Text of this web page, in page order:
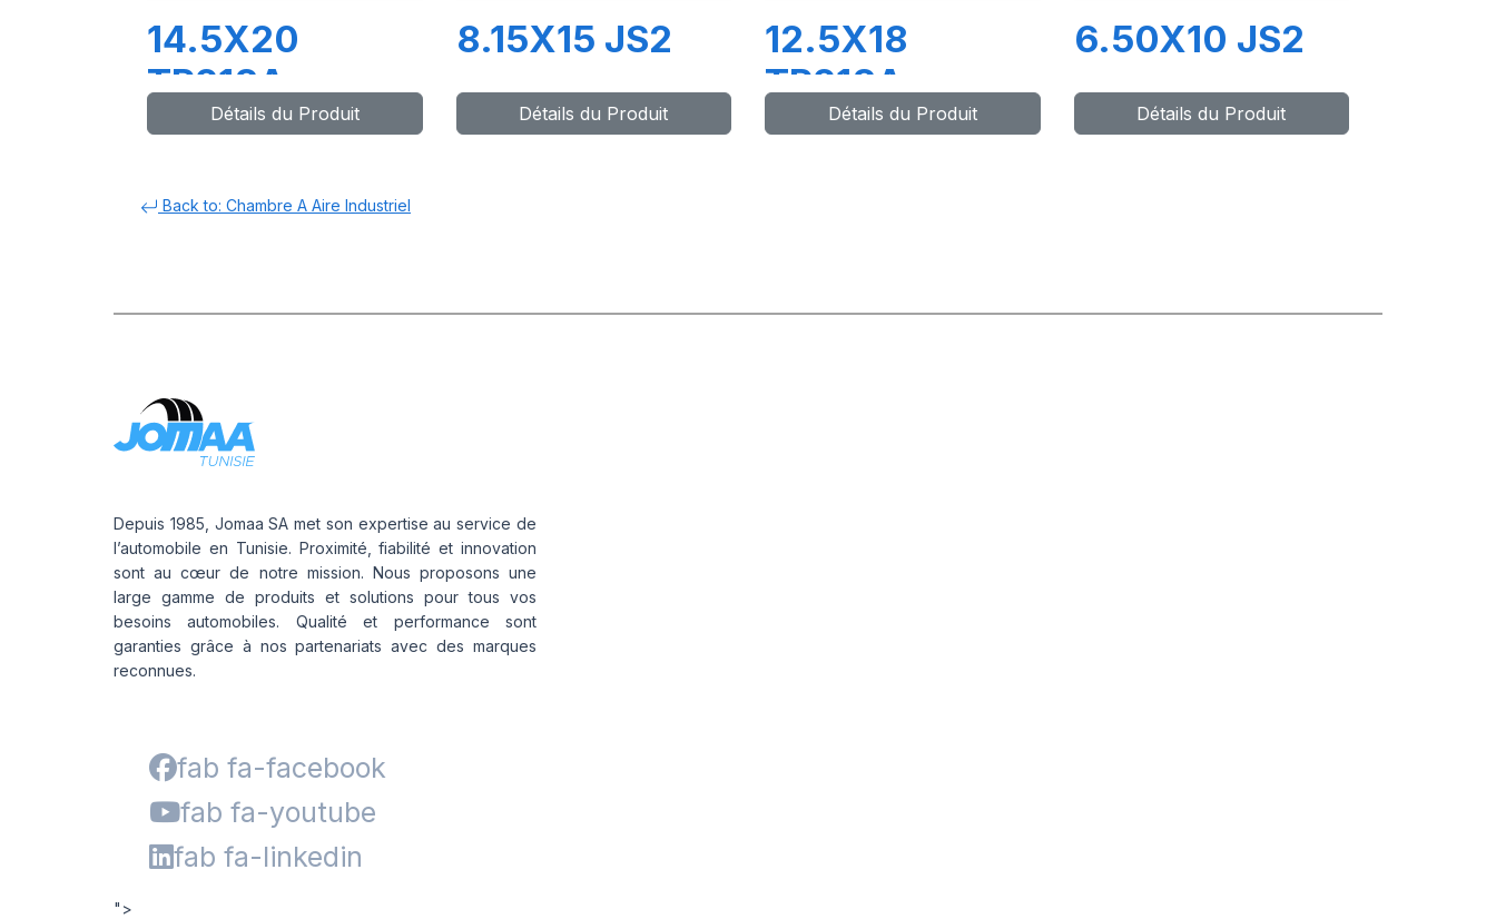
14.5X20
TR218A
Détails du Produit
8.15X15 JS2
Détails du Produit
12.5X18
TR218A
Détails du Produit
6.50X10 JS2
Détails du Produit
Back to: Chambre A Aire Industriel
Depuis 1985, Jomaa SA met son expertise au service de
l’automobile en Tunisie. Proximité, fiabilité et innovation
sont au cœur de notre mission. Nous proposons une
large gamme de produits et solutions pour tous vos
besoins automobiles. Qualité et performance sont
garanties grâce à nos partenariats avec des marques
reconnues.
fab fa-facebook
fab fa-youtube
fab fa-linkedin
">